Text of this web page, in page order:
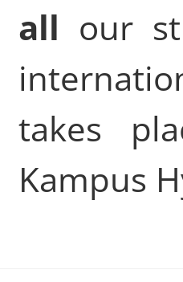
all our
takes
Kampus